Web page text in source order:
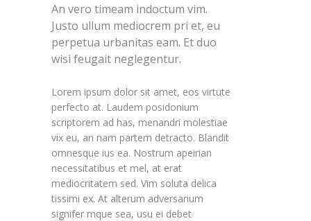
An vero timeam indoctum vim.
Justo ullum mediocrem pri et, eu
perpetua urbanitas eam. Et duo
wisi feugait neglegentur.
Lorem ipsum dolor sit amet, eos virtute
perfecto at. Laudem posidonium
scriptorem ad has, menandri molestiae
vix eu, an nam partem detracto. Blandit
omnesque ius ea. Nostrum apeirian
necessitatibus et mel, at erat
mediocritatem sed. Vim soluta delica
tissimi ex. At alterum adversarium
signifer mque sea, usu ei debet